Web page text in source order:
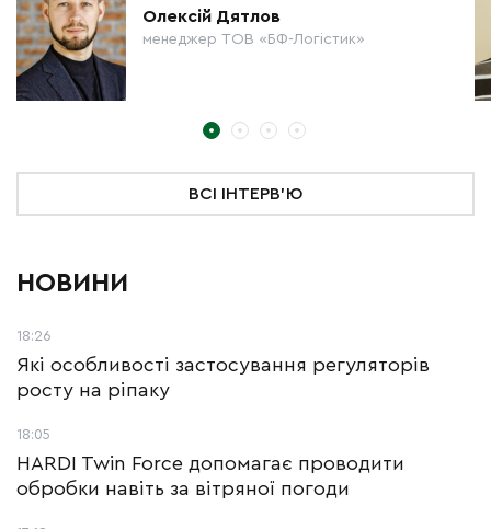
Олексій Дятлов
менеджер ТОВ «БФ-Логістик»
ВСІ ІНТЕРВ'Ю
НОВИНИ
18:26
Які особливості застосування регуляторів
росту на ріпаку
18:05
HARDI Twin Force допомагає проводити
обробки навіть за вітряної погоди